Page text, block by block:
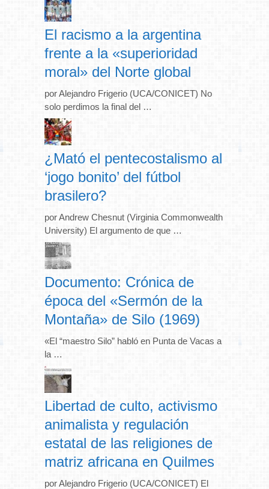
El racismo a la argentina
frente a la «superioridad
moral» del Norte global
por Alejandro Frigerio (UCA/CONICET) No
solo perdimos la final del …
¿Mató el pentecostalismo al
‘jogo bonito’ del fútbol
brasilero?
por Andrew Chesnut (Virginia Commonwealth
University) El argumento de que …
Documento: Crónica de
época del «Sermón de la
Montaña» de Silo (1969)
«El “maestro Silo” habló en Punta de Vacas a
la …
Libertad de culto, activismo
animalista y regulación
estatal de las religiones de
matriz africana en Quilmes
por Alejandro Frigerio (UCA/CONICET) El